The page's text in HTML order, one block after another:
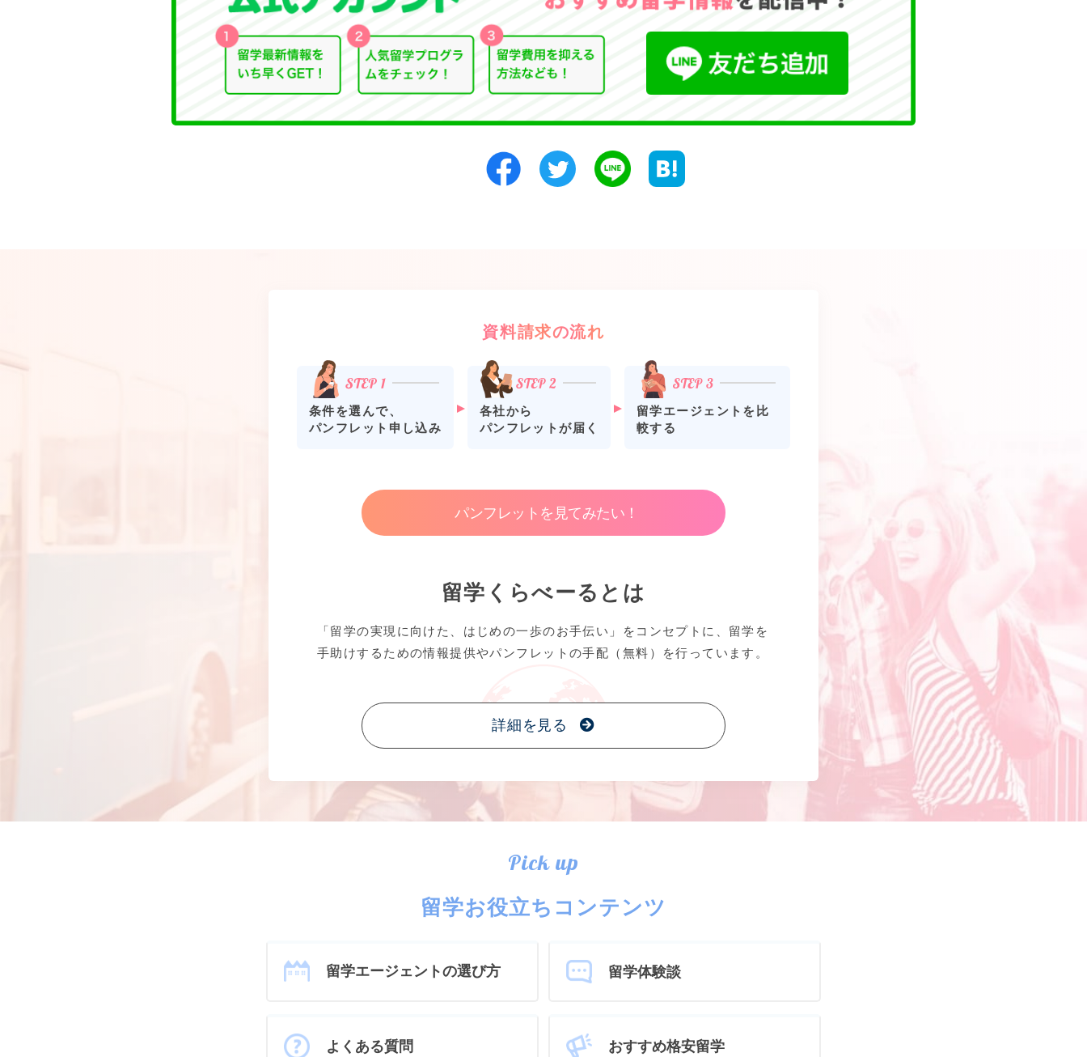
資料請求の流れ
条件を選んで、
パンフレット申し込み
各社から
パンフレットが届く
留学エージェントを比
較する
パンフレットを見てみたい！
留学くらべーるとは
「留学の実現に向けた、はじめの一歩のお手伝い」をコンセプトに、留学を
手助けするための情報提供やパンフレットの手配（無料）を行っています。
詳細を見る
Pick up
留学お役立ちコンテンツ
留学エージェントの選び方 留学体験談
よくある質問 おすすめ格安留学